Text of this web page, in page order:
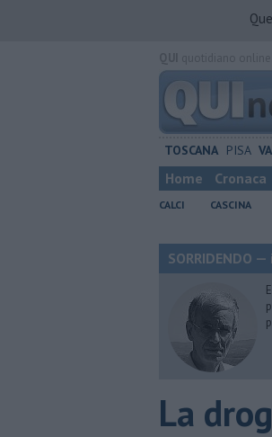
TOSCANA PISA
Home Cronaca
CALCI CASCINA
SORRIDENDO
La